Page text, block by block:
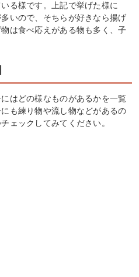
る様です。上記で挙げた様に
いので、そちらが好きなら揚げ
は食べ応えがある物も多く、子
はどの様なものがあるかを一覧
も練り物や流し物などがあるの
ェックしてみてください。